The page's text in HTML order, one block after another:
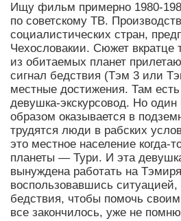
Ищу фильм примерно 1980-
по советскому ТВ.
социалистических стран,
Чехословакии. Сюжет вкратце
из обитаемых планет
сигнал бедствия (Тэм 3 или
местные достижения. Там
девушка-экскурсовод. Но один
образом оказывается в
трудятся люди в рабских
это местное население когда-
планеты — Тури. И эта
вынуждена работать на
воспользовавшись ситуацией,
бедствия, чтобы помочь
все закончилось, уже не